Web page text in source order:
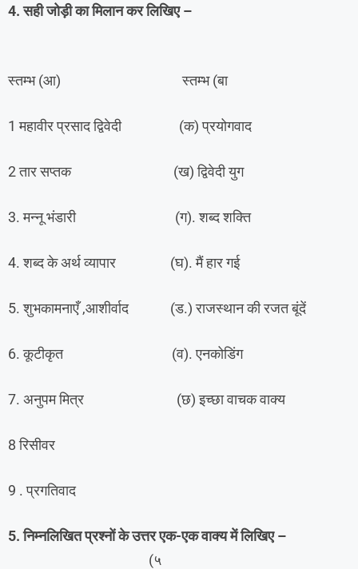
4. सही जोड़ी का मिलान कर लिखिए –
स्तम्भ (आ) स्तम्भ (बा
1 महावीर प्रसाद द्विवेदी (क) प्रयोगवाद
2 तार सप्तक (ख) द्विवेदी युग
3. मन्नू भंडारी (ग). शब्द शक्ति
4. शब्द के अर्थ व्यापार (घ). मैं हार गई
5. शुभकामनाएँ ,आशीर्वाद (ड.) राजस्थान की रजत बूंदें
6. कूटीकृत (व). एनकोडिंग
7. अनुपम मित्र (छ) इच्छा वाचक वाक्य
8 रिसीवर
9 . प्रगतिवाद
5. निम्नलिखित प्रश्नों के उत्तर एक-एक वाक्य में लिखिए –
(५